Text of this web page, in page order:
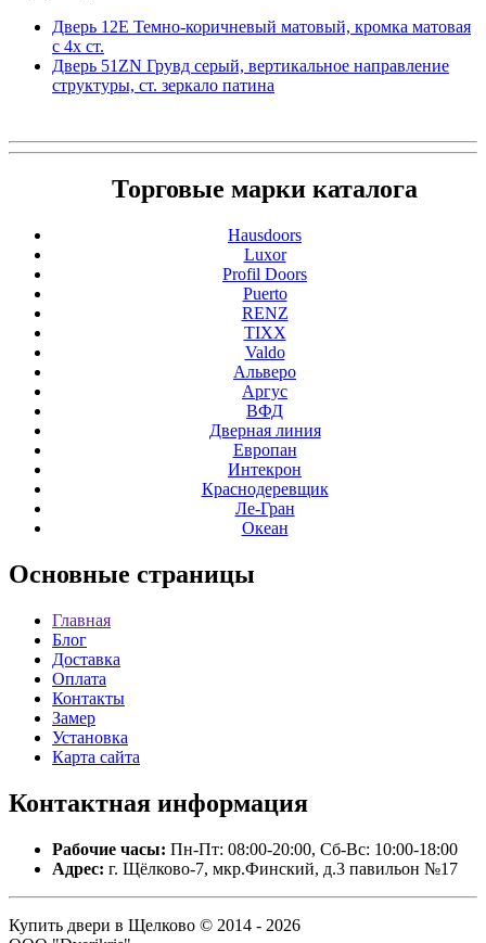
Дверь 12Е Темно-коричневый матовый, кромка матовая
с 4х ст.
Дверь 51ZN Грувд серый, вертикальное направление
структуры, ст. зеркало патина
Торговые марки каталога
Hausdoors
Luxor
Profil Doors
Puerto
RENZ
TIXX
Valdo
Альверо
Аргус
ВФД
Дверная линия
Европан
Интекрон
Краснодеревщик
Ле-Гран
Океан
Основные страницы
Главная
Блог
Доставка
Оплата
Контакты
Замер
Установка
Карта сайта
Контактная информация
Рабочие часы: Пн-Пт: 08:00-20:00, Сб-Вс: 10:00-18:00
Адрес: г. Щёлково-7, мкр.Финский, д.3 павильон №17
Купить двери в Щелково © 2014 - 2026